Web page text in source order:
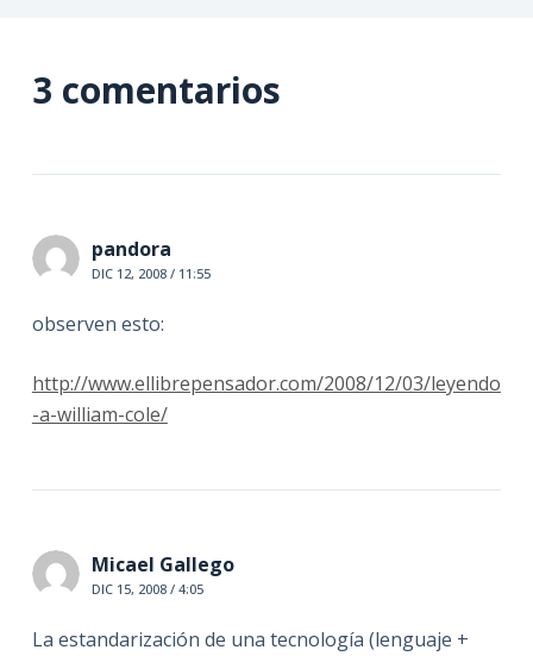
3 comentarios
pandora
DIC 12, 2008 / 11:55
observen esto:
http://www.ellibrepensador.com/2008/12/03/leyendo
-a-william-cole/
Micael Gallego
DIC 15, 2008 / 4:05
La estandarización de una tecnología (lenguaje +